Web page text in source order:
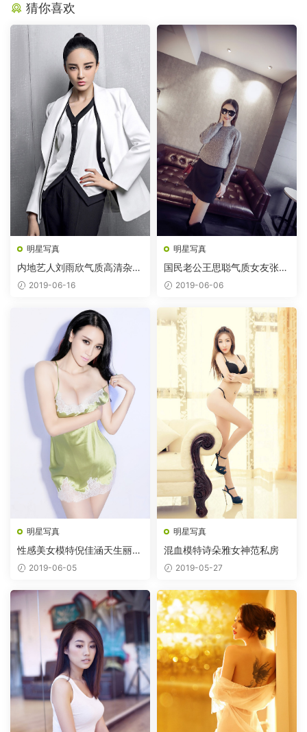
猜你喜欢
明星写真
内地艺人刘雨欣气质高清杂志
图片2019-06-16
明星写真
国民老公王思聪气质女友张予
曦 2019-06-06
明星写真
性感美女模特倪佳涵天生丽质
图片2019-06-05
明星写真
混血模特诗朵雅女神范私房
2019-05-27